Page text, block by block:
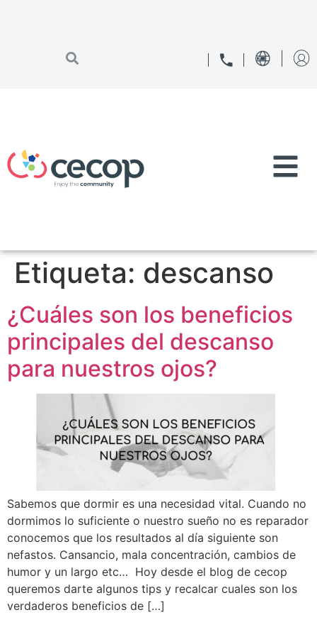
Etiqueta: descanso
¿Cuáles son los beneficios
principales del descanso
para nuestros ojos?
Sabemos que dormir es una necesidad vital. Cuando no
dormimos lo suficiente o nuestro sueño no es reparador
conocemos que los resultados al día siguiente son
nefastos. Cansancio, mala concentración, cambios de
humor y un largo etc… Hoy desde el blog de cecop
queremos darte algunos tips y recalcar cuales son los
verdaderos beneficios de […]